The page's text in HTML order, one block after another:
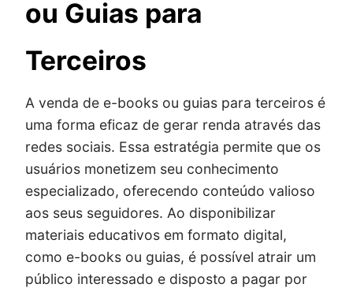
ou Guias para
Terceiros
A venda de e-books ou guias para terceiros é
uma forma eficaz de gerar renda através das
redes sociais. Essa estratégia permite que os
usuários monetizem seu conhecimento
especializado, oferecendo conteúdo valioso
aos seus seguidores. Ao disponibilizar
materiais educativos em formato digital,
como e-books ou guias, é possível atrair um
público interessado e disposto a pagar por